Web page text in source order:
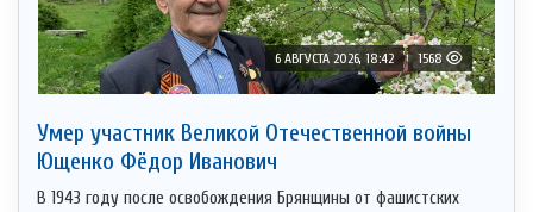
6 АВГУСТА 2026, 18:42 1568
Умер участник Великой Отечественной войны
Ющенко Фёдор Иванович
В 1943 году после освобождения Брянщины от фашистских